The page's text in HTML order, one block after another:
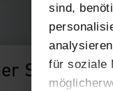
sind,
für soziale
Support